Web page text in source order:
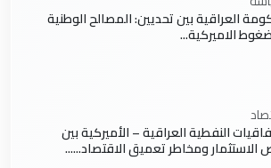
العراقية بين تحديين: المصالح الوطنية
الاميركية...
النفطية العراقية – الأميركية بين
الاستثمار ومخاطر تعميق الاقتصاد......